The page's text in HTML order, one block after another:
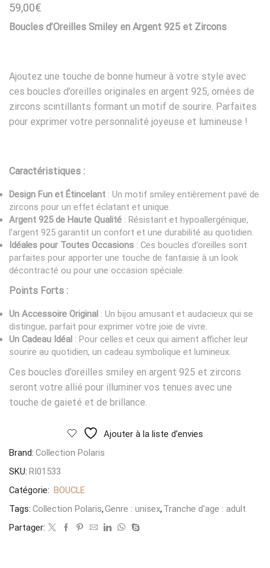
59,00€
Boucles d’Oreilles Smiley en Argent 925 et Zircons
Ajoutez une touche de bonne humeur à votre style avec
ces boucles d’oreilles originales en argent 925, ornées de
zircons scintillants formant un motif de sourire. Parfaites
pour exprimer votre personnalité joyeuse et lumineuse !
Caractéristiques :
Design Fun et Étincelant : Un motif smiley entièrement pavé de
zircons pour un effet éclatant et unique.
Argent 925 de Haute Qualité : Résistant et hypoallergénique,
l’argent 925 garantit un confort et une durabilité au quotidien.
Idéales pour Toutes Occasions : Ces boucles d’oreilles sont
parfaites pour apporter une touche de fantaisie à un look
décontracté ou pour une occasion spéciale.
Points Forts :
Un Accessoire Original : Un bijou amusant et audacieux qui se
distingue, parfait pour exprimer votre joie de vivre.
Un Cadeau Idéal : Pour celles et ceux qui aiment afficher leur
sourire au quotidien, un cadeau symbolique et lumineux.
Ces boucles d’oreilles smiley en argent 925 et zircons
seront votre allié pour illuminer vos tenues avec une
touche de gaieté et de brillance.
Ajouter à la liste d’envies
Brand: Collection Polaris
SKU: RI01533
Catégorie: BOUCLE
Tags: Collection Polaris,Genre : unisex, Tranche d'age : adult
Partager: